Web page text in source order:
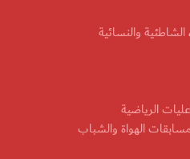
والنسائية
الرياضية
الهواة والشباب